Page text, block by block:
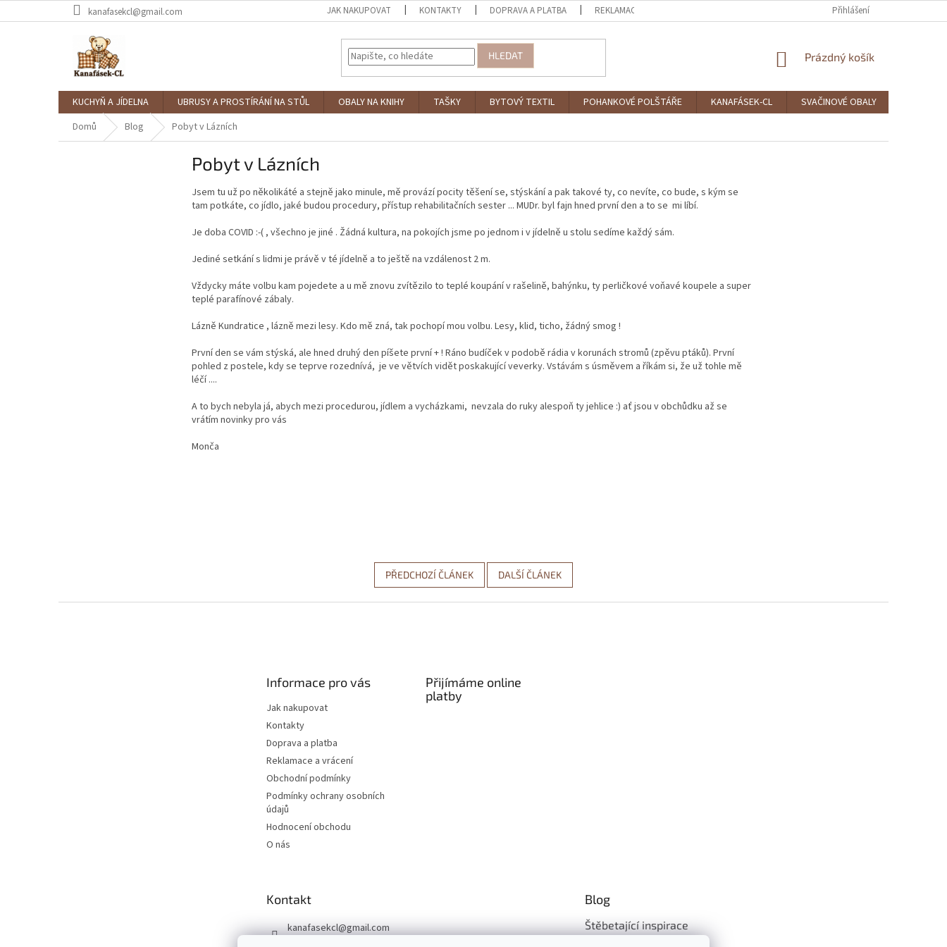
na
kanafasekcl@gmail.com JAK NAKUPOVAT KONTAKTY DOPRAVA A PLATBA REKLAMACE A VRÁCENÍ PODMÍNKY OCHRANY
Přihlášení
HLEDAT
NÁKUPNÍ
Prázdný košík
KUCHYŇ A JÍDELNA UBRUSY A PROSTÍRÁNÍ NA STŮL OBALY NA KNIHY TAŠKY BYTOVÝ TEXTIL POHANKOVÉ POLŠTÁŘE KANAFÁSEK-CL SVAČINOVÉ OBALY
Domů
Blog Pobyt v Lázních
Pobyt v Lázních
Jsem tu už po několikáté a stejně jako minule, mě provází pocity těšení se, stýskání a pak takové ty, co nevíte, co bude, s kým se
tam potkáte, co jídlo, jaké budou procedury, přístup rehabilitačních sester ... MUDr. byl fajn hned první den a to se mi líbí.
Je doba COVID :-( , všechno je jiné . Žádná kultura, na pokojích jsme po jednom i v jídelně u stolu sedíme každý sám.
Jediné setkání s lidmi je právě v té jídelně a to ještě na vzdálenost 2 m.
Vždycky máte volbu kam pojedete a u mě znovu zvítězilo to teplé koupání v rašelině, bahýnku, ty perličkové voňavé koupele a super
teplé parafínové zábaly.
Lázně Kundratice , lázně mezi lesy. Kdo mě zná, tak pochopí mou volbu. Lesy, klid, ticho, žádný smog !
První den se vám stýská, ale hned druhý den píšete první + ! Ráno budíček v podobě rádia v korunách stromů (zpěvu ptáků). První
pohled z postele, kdy se teprve rozednívá, je ve větvích vidět poskakující veverky. Vstávám s úsměvem a říkám si, že už tohle mě
léčí ....
A to bych nebyla já, abych mezi procedurou, jídlem a vycházkami, nevzala do ruky alespoň ty jehlice :) ať jsou v obchůdku až se
vrátím novinky pro vás
Monča
PŘEDCHOZÍ ČLÁNEK DALŠÍ ČLÁNEK
Informace pro vás
Jak nakupovat
Kontakty
Doprava a platba
Reklamace a vrácení
Obchodní podmínky
Podmínky ochrany osobních
údajů
Hodnocení obchodu
O nás
Přijímáme online
platby
Kontakt
kanafasekcl@gmail.com
Blog
Štěbetající inspirace